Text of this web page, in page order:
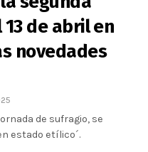
de abril en
novedades
de sufragio, se
estado etílico´.